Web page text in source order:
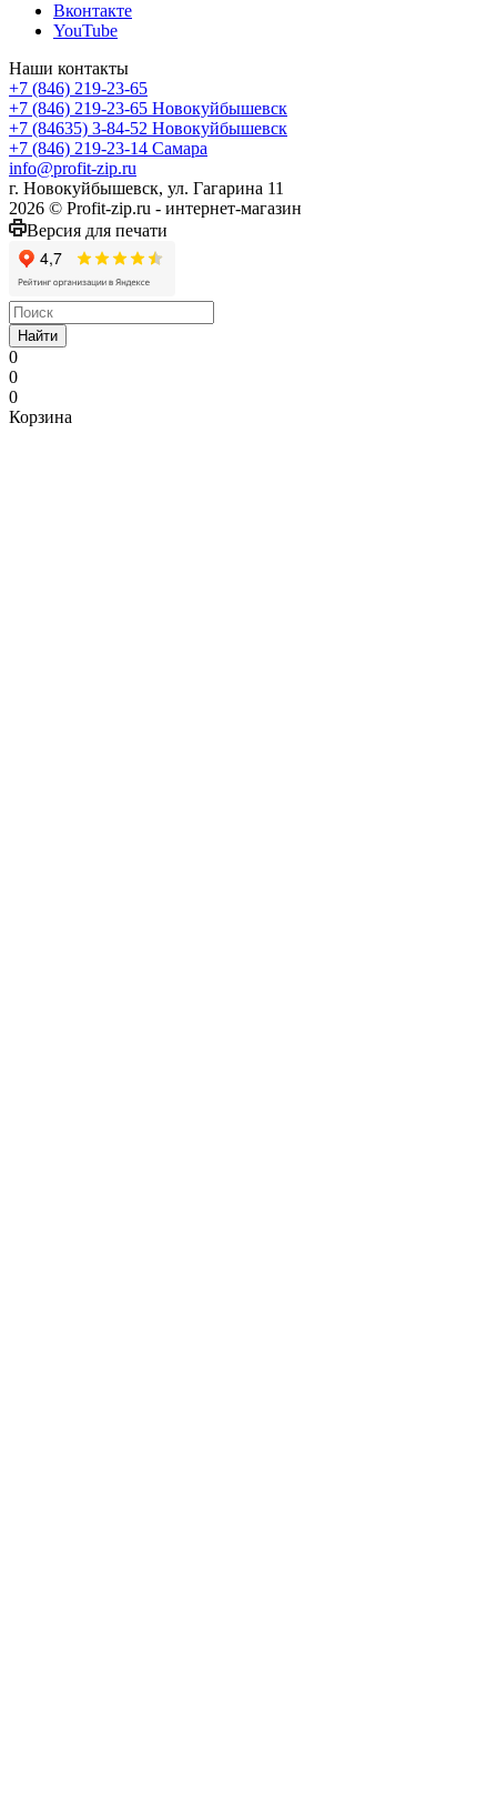
Вконтакте
YouTube
Наши контакты
+7 (846) 219-23-65
+7 (846) 219-23-65 Новокуйбышевск
+7 (84635) 3-84-52 Новокуйбышевск
+7 (846) 219-23-14 Самара
info@profit-zip.ru
г. Новокуйбышевск, ул. Гагарина 11
2026 © Profit-zip.ru - интернет-магазин
Версия для печати
Найти
0
0
0
Корзина